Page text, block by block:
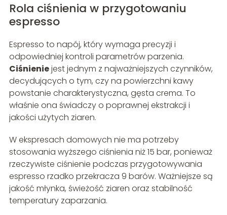
Rola ciśnienia w przygotowaniu
espresso
Espresso to napój, który wymaga precyzji i
odpowiedniej kontroli parametrów parzenia.
Ciśnieniejest jednym z najważniejszych czynników,
decydujących o tym, czy na powierzchni kawy
powstanie charakterystyczna, gęsta crema. To
właśnie ona świadczy o poprawnej ekstrakcji i
jakości użytych ziaren.
W ekspresach domowych nie ma potrzeby
stosowania wyższego ciśnienia niż 15 bar, ponieważ
rzeczywiste ciśnienie podczas przygotowywania
espresso rzadko przekracza 9 barów. Ważniejsze są
jakość młynka, świeżość ziaren oraz stabilność
temperatury zaparzania.